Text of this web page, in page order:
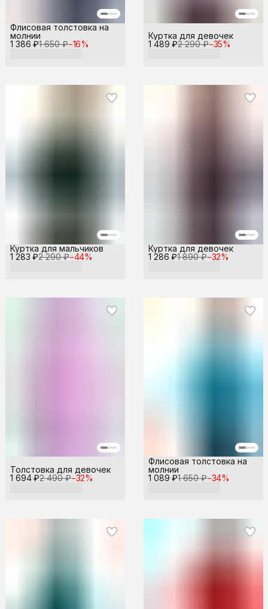
1 386 ₽1 650 ₽−16%
Флисовая толстовка на
молнии
1 489 ₽2 290 ₽−35%
Куртка для девочек
1 283 ₽2 290 ₽−44%
Куртка для мальчиков
1 286 ₽1 890 ₽−32%
Куртка для девочек
1 694 ₽2 490 ₽−32%
Толстовка для девочек
1 089 ₽1 650 ₽−34%
Флисовая толстовка на
молнии